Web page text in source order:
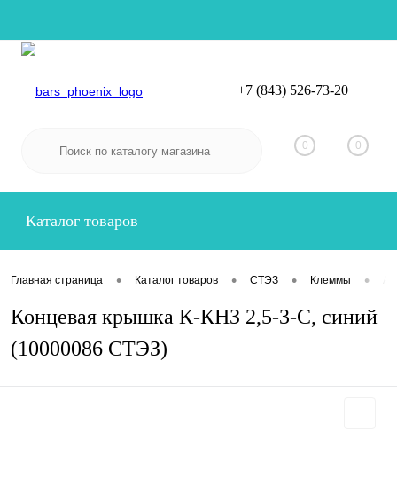
Вход
+7 (843) 526-73-20
0 0
Каталог товаров
Главная страница • Каталог товаров • СТЭЗ • Клеммы •
Концевая крышка К-КНЗ 2,5-3-С, синий
(10000086 СТЭЗ)